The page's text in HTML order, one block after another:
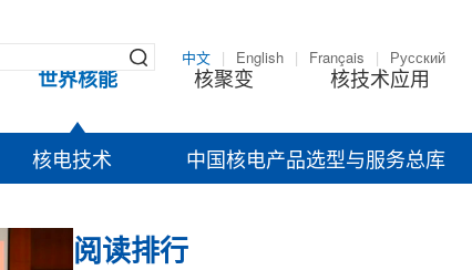
中文 English Français Русский
世界核能 核聚变 核技术应用
核电技术 中国核电产品选型与服务总库
阅读排行